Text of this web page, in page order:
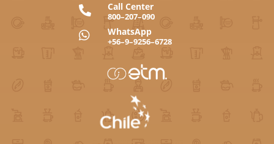
 Call Center
800–207–090
 WhatsApp
+56–9–9256–6728